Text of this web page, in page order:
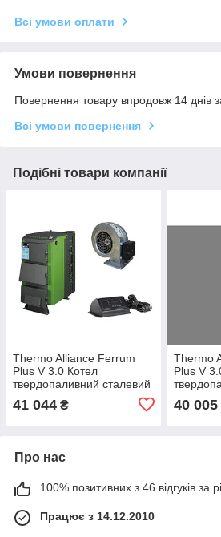
Всі умови оплати
Умови повернення
Повернення товару впродовж 14 днів
Всі умови повернення
Подібні товари компанії
Thermo Alliance Ferrum
Plus V 3.0 Котел
твердопаливний сталевий
котла до 40 кВт, "M Plus
41 044 ₴
Thermo
Plus V
котла до
40 005
Про нас
100% позитивних з 46 відгуків за
Працює з 14.12.2010